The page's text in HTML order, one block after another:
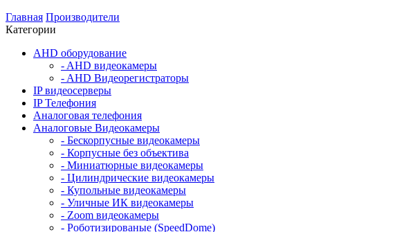
Главная Производители
Категории
AHD оборудование
- AHD видеокамеры
- AHD Видеорегистраторы
IP видеосерверы
IP Телефония
Аналоговая телефония
Аналоговые Видеокамеры
- Бескорпусные видеокамеры
- Корпусные без объектива
- Миниатюрные видеокамеры
- Цилиндрические видеокамеры
- Купольные видеокамеры
- Уличные ИК видеокамеры
- Zoom видеокамеры
- Роботизированые (SpeedDome)